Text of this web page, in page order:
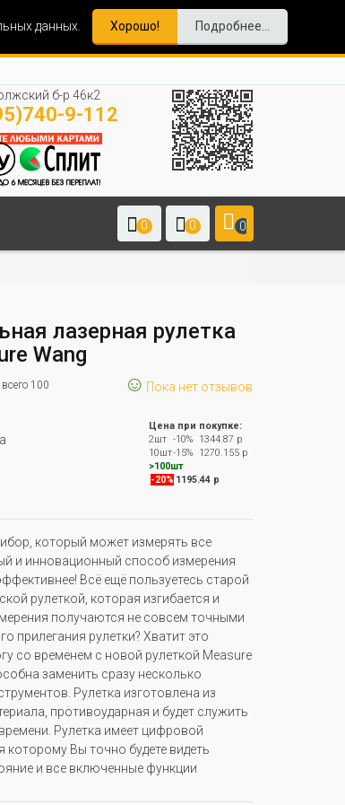
данных. Хорошо! Подробнее...
б-р 46к2
9-112
0 0 0
лазерная рулетка
Wang
всего 100 ☺ Пока нет отзывов
Цена при покупке:
2шт -10% 1344.87 р
10шт-15% 1270.155 р
>100шт
-20% 1195.44 р
который может измерять все
и инновационный способ измерения
Всё ещё пользуетесь старой
рулеткой, которая изгибается и
получаются не совсем точными
прилегания рулетки? Хватит это
со временем с новой рулеткой Measure
заменить сразу несколько
Рулетка изготовлена из
противоударная и будет служить
Рулетка имеет цифровой
которому Вы точно будете видеть
и все включенные функции